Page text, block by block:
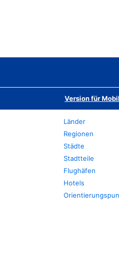
Version für
Länder
Regionen
Städte
Stadtteile
Flughäfen
Hotels